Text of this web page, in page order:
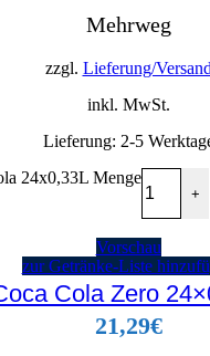
Mehrweg
zzgl. Lieferung/Versand
inkl. MwSt.
Lieferung: 2-5
24x0,33L Menge
+
Vorschau
zur Getränke-Liste
Cola Zero
21,29€